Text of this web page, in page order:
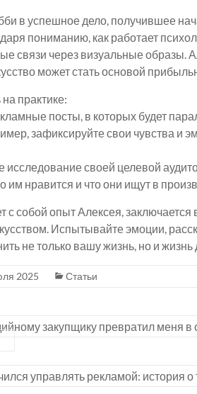
в успешное дело, получившее
пониманию, как работает
связи через визуальные образы.
может стать основой
практике:
посты, в которых будет
зафиксируйте свои чувства и
своей целевой
им нравится и что они ищут в
с собой опыт Алексея,
Испытывайте эмоции,
не только вашу жизнь, но и жизнь
2025 Статьи
закупщику превратил меня
управлять рекламой: история